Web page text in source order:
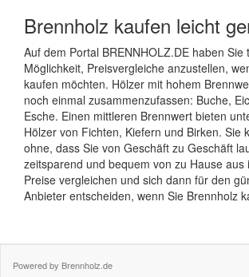
Brennholz kaufen leicht
Auf dem Portal BRENNHOLZ.DE haben Sie
Möglichkeit, Preisvergleiche anzustellen,
kaufen möchten. Hölzer mit hohem
noch einmal zusammenzufassen: Buche,
Esche. Einen mittleren Brennwert bieten
Hölzer von Fichten, Kiefern und Birken. Sie
ohne, dass Sie von Geschäft zu Geschäft
zeitsparend und bequem von zu Hause aus
Preise vergleichen und sich dann für den
Anbieter entscheiden, wenn Sie Brennholz
Powered by Brennholz.de